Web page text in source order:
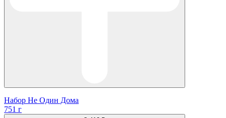
Набор Не Один Дома
751 г